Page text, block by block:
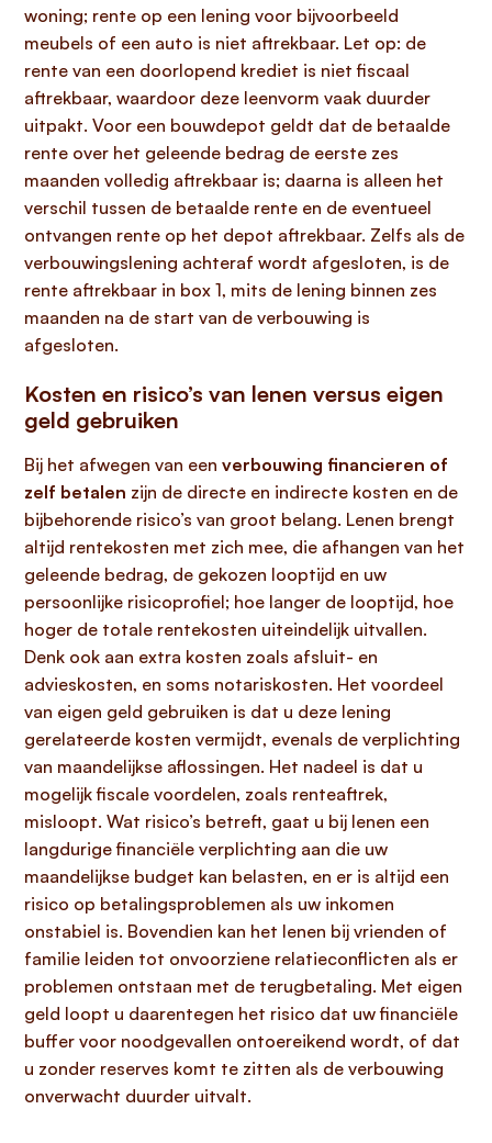
woning; rente op een lening voor bijvoorbeeld
meubels of een auto is niet aftrekbaar. Let op: de
rente van een doorlopend krediet is niet fiscaal
aftrekbaar, waardoor deze leenvorm vaak duurder
uitpakt. Voor een bouwdepot geldt dat de betaalde
rente over het geleende bedrag de eerste zes
maanden volledig aftrekbaar is; daarna is alleen het
verschil tussen de betaalde rente en de eventueel
ontvangen rente op het depot aftrekbaar. Zelfs als de
verbouwingslening achteraf wordt afgesloten, is de
rente aftrekbaar in box 1, mits de lening binnen zes
maanden na de start van de verbouwing is
afgesloten.
Kosten en risico’s van lenen versus eigen
geld gebruiken
Bij het afwegen van een verbouwing financieren of
zelf betalen zijn de directe en indirecte kosten en de
bijbehorende risico’s van groot belang. Lenen brengt
altijd rentekosten met zich mee, die afhangen van het
geleende bedrag, de gekozen looptijd en uw
persoonlijke risicoprofiel; hoe langer de looptijd, hoe
hoger de totale rentekosten uiteindelijk uitvallen.
Denk ook aan extra kosten zoals afsluit- en
advieskosten, en soms notariskosten. Het voordeel
van eigen geld gebruiken is dat u deze lening
gerelateerde kosten vermijdt, evenals de verplichting
van maandelijkse aflossingen. Het nadeel is dat u
mogelijk fiscale voordelen, zoals renteaftrek,
misloopt. Wat risico’s betreft, gaat u bij lenen een
langdurige financiële verplichting aan die uw
maandelijkse budget kan belasten, en er is altijd een
risico op betalingsproblemen als uw inkomen
onstabiel is. Bovendien kan het lenen bij vrienden of
familie leiden tot onvoorziene relatieconflicten als er
problemen ontstaan met de terugbetaling. Met eigen
geld loopt u daarentegen het risico dat uw financiële
buffer voor noodgevallen ontoereikend wordt, of dat
u zonder reserves komt te zitten als de verbouwing
onverwacht duurder uitvalt.